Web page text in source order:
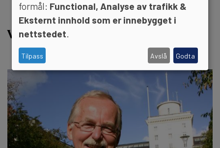
Vil ikke endre professorregler
formål: Functional, Analyse av trafikk &
Eksternt innhold som er innebygget i
nettstedet.
Tilpass Avslå Godta